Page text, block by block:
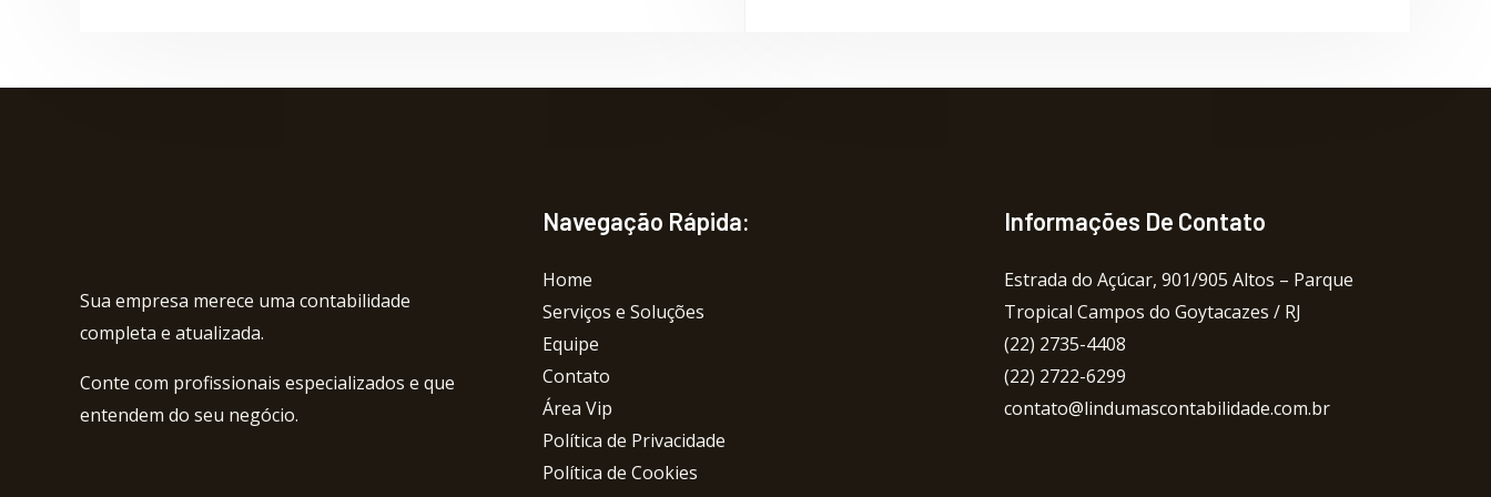
Sua empresa merece uma contabilidade
completa e atualizada.
Conte com profissionais especializados e que
entendem do seu negócio.
Navegação Rápida:
Home
Serviços e Soluções
Equipe
Contato
Área Vip
Política de Privacidade
Política de Cookies
Informações De Contato
Estrada do Açúcar, 901/905 Altos – Parque
Tropical Campos do Goytacazes / RJ
(22) 2735-4408
(22) 2722-6299
contato@lindumascontabilidade.com.br